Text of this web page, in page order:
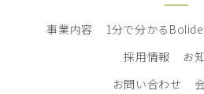
事業内容 1分で分かる
採用情報
お
お問い合わせ